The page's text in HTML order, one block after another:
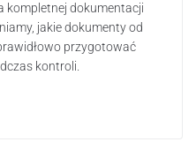
kompletnej dokumentacji
jakie dokumenty od
przygotować
kontroli.